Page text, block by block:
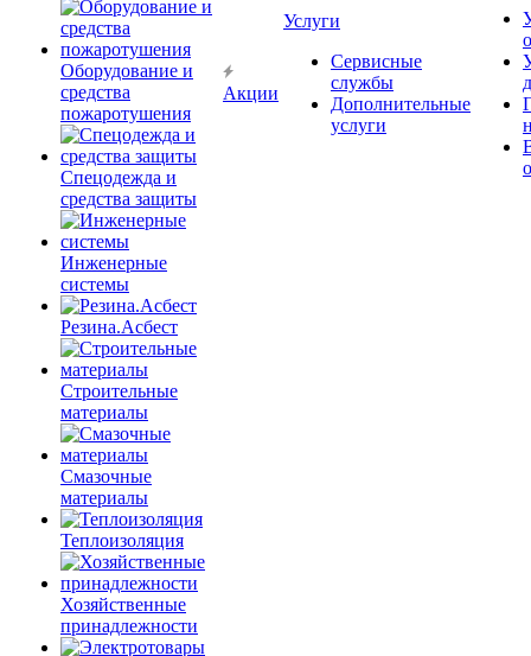
Оборудование и
средства
пожаротушения
Спецодежда и
средства защиты
Инженерные
системы
Резина.Асбест
Строительные
материалы
Смазочные
материалы
Теплоизоляция
Хозяйственные
принадлежности
Акции
Услуги
Сервисные
службы
Дополнительные
услуги